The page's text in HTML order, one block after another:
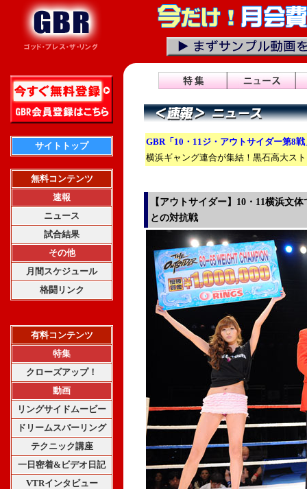
サイトトップ
無料コンテンツ
速報
ニュース
試合結果
その他
月間スケジュール
格闘リンク
有料コンテンツ
特集
クローズアップ！
動画
リングサイドムービー
ドリームスパーリング
テクニック講座
一日密着&ビデオ日記
VTRインタビュー
GBR「10・11ジ・アウトサイダー第8
横浜ギャング連合が集結！黒石高大ス
【アウトサイダー】10・11横浜文
との対抗戦